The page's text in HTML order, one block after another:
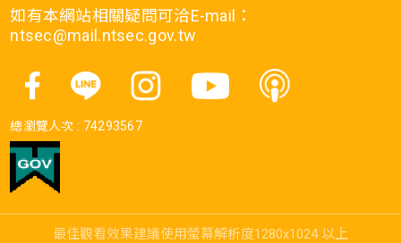
如有本網站相關疑問可洽E-mail：
ntsec@mail.ntsec.gov.tw
總瀏覽人次 : 74293567
最佳觀看效果建議使用螢幕解析度1280x1024 以上